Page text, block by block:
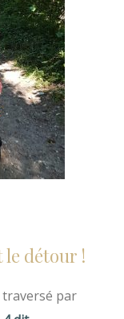
détour !
traversé par